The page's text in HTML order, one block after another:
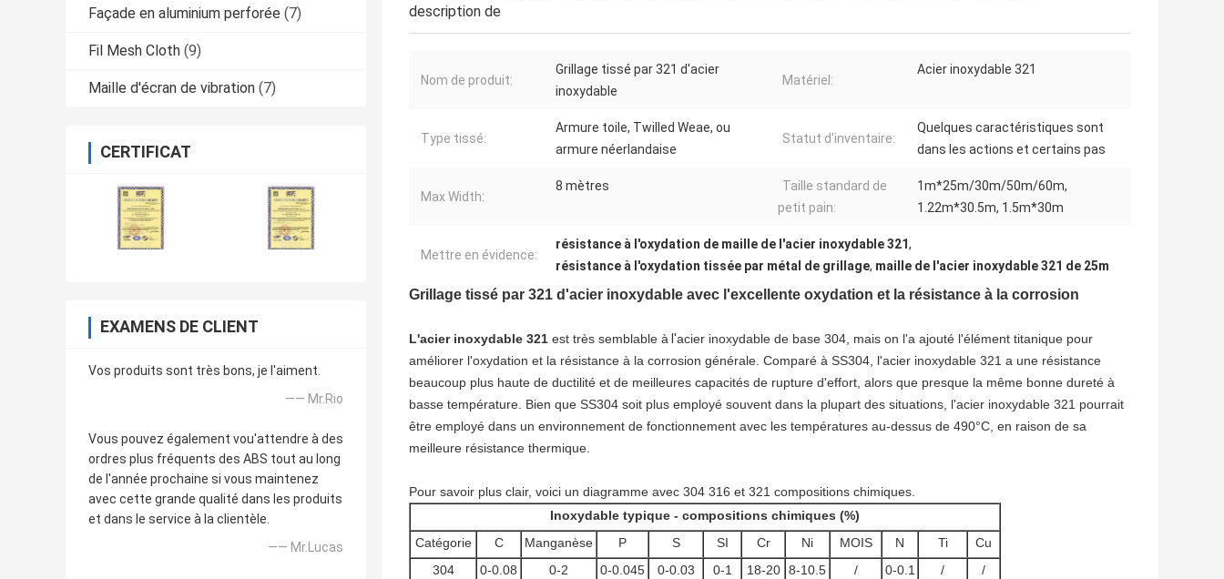
Façade en aluminium perforée (7)
Fil Mesh Cloth (9)
Maille d'écran de vibration (7)
CERTIFICAT
EXAMENS DE CLIENT
Vos produits sont très bons, je l'aiment.
—— Mr.Rio
Vous pouvez également vou'attendre à des
ordres plus fréquents des ABS tout au long
de l'année prochaine si vous maintenez
avec cette grande qualité dans les produits
et dans le service à la clientèle.
—— Mr.Lucas
description de
Nom de produit:
Grillage tissé par 321 d'acier
inoxydable
Matériel:
Acier inoxydable 321
Type tissé:
Armure toile, Twilled Weae, ou
armure néerlandaise
Statut d'inventaire:
Quelques caractéristiques sont
dans les actions et certains pas
Max Width:
8 mètres
Taille standard de
petit pain:
1m*25m/30m/50m/60m,
1.22m*30.5m, 1.5m*30m
Mettre en évidence:
résistance à l'oxydation de maille de l'acier inoxydable 321,
résistance à l'oxydation tissée par métal de grillage, maille de l'acier inoxydable 321 de 25m
Grillage tissé par 321 d'acier inoxydable avec l'excellente oxydation et la résistance à la corrosion
L'acier inoxydable 321 est très semblable à l'acier inoxydable de base 304, mais on l'a ajouté l'élément titanique pour
améliorer l'oxydation et la résistance à la corrosion générale. Comparé à SS304, l'acier inoxydable 321 a une résistance
beaucoup plus haute de ductilité et de meilleures capacités de rupture d'effort, alors que presque la même bonne dureté à
basse température. Bien que SS304 soit plus employé souvent dans la plupart des situations, l'acier inoxydable 321 pourrait
être employé dans un environnement de fonctionnement avec les températures au-dessus de 490°C, en raison de sa
meilleure résistance thermique.
Pour savoir plus clair, voici un diagramme avec 304 316 et 321 compositions chimiques.
Inoxydable typique - compositions chimiques (%)
Catégorie
C Manganèse P S SI Cr Ni MOIS N Ti
Cu
304
0-0.08 0-2 0-0.045 0-0.03 0-1 18-20 8-10.5 / 0-0.1 /
/